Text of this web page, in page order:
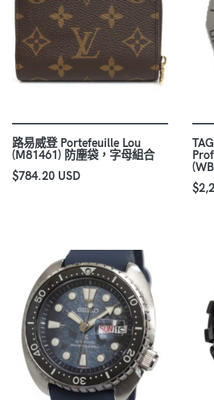
路易威登 Portefeuille Lou
(M81461) 防塵袋，字母組合
$784.20 USD